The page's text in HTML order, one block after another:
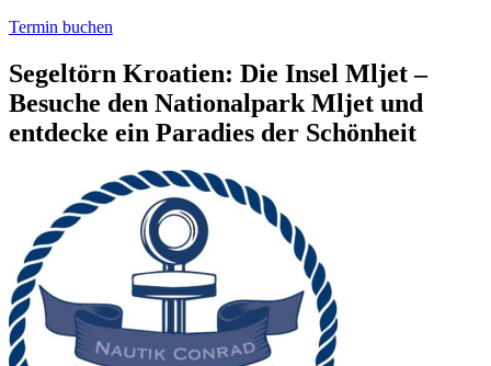
Termin buchen
Segeltörn Kroatien: Die Insel Mljet –
Besuche den Nationalpark Mljet und
entdecke ein Paradies der Schönheit